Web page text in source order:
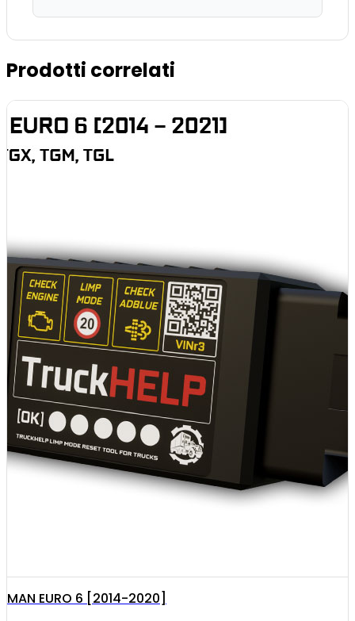
Prodotti correlati
MAN EURO 6 [2014-2020]